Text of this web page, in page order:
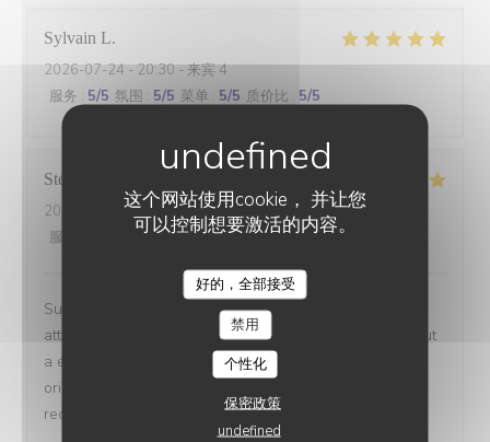
这个网站使用cookie， 并让您
可以控制想要激活的内容。
好的，全部接受
禁用
个性化
保密政策
undefined
Sylvain L
2026-07-24- 20:30 - 来宾 4
服务 : 5/5 氛围 : 5/5 菜单 : 5/5 质价比 : 5/5
Stéphane
2026-07-23- 19:30 - 来宾 3
服务
: 5/5 菜单:5/5 质价比: 5 /5
Superbe moment. Accueil chaleureux simple et
attentionné. 4 plats. Pain beurré fumé et pré-entrée. Tout
a été excellent et original. Cuisine française avec
orientation délicatement mais franchement asiatique. Je
recommande les yeux fermés.